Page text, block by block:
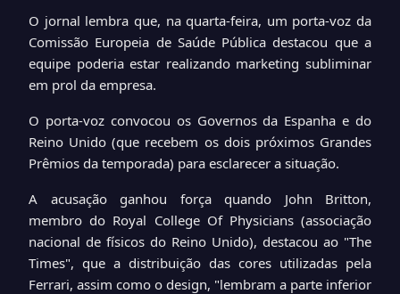
O jornal lembra que, na quarta-feira, um porta-voz da
Comissão Europeia de Saúde Pública destacou que a
equipe poderia estar realizando marketing subliminar
em prol da empresa.
O porta-voz convocou os Governos da Espanha e do
Reino Unido (que recebem os dois próximos Grandes
Prêmios da temporada) para esclarecer a situação.
A acusação ganhou força quando John Britton,
membro do Royal College Of Physicians (associação
nacional de físicos do Reino Unido), destacou ao "The
Times", que a distribuição das cores utilizadas pela
Ferrari, assim como o design, "lembram a parte inferior